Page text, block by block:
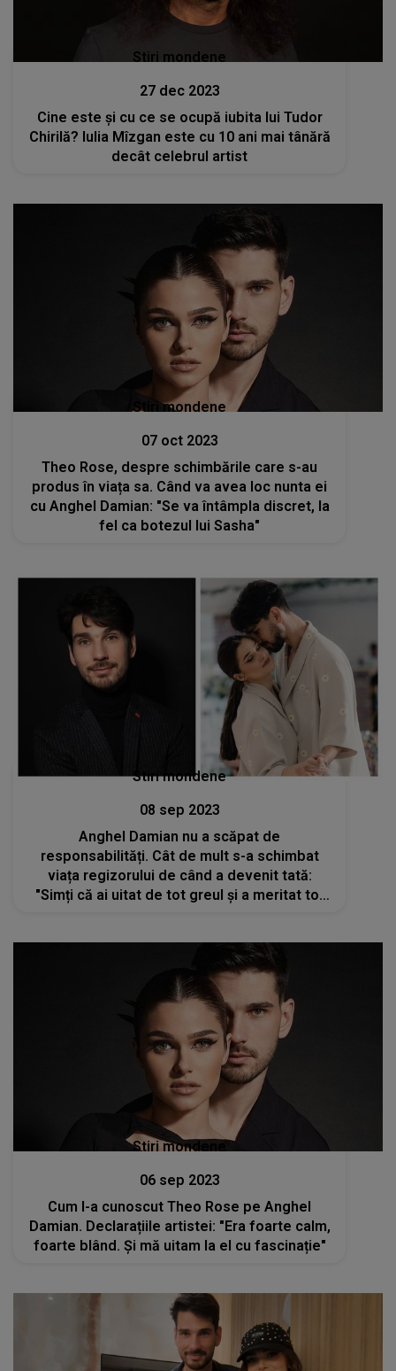
Stiri mondene
27 dec 2023
Cine este și cu ce se ocupă iubita lui Tudor
Chirilă? Iulia Mîzgan este cu 10 ani mai tânără
decât celebrul artist
Stiri mondene
07 oct 2023
Theo Rose, despre schimbările care s-au
produs în viața sa. Când va avea loc nunta ei
cu Anghel Damian: "Se va întâmpla discret, la
fel ca botezul lui Sasha"
Stiri mondene
08 sep 2023
Anghel Damian nu a scăpat de
responsabilități. Cât de mult s-a schimbat
viața regizorului de când a devenit tată:
"Simți că ai uitat de tot greul și a meritat tot
Stiri mondene
06 sep 2023
Cum l-a cunoscut Theo Rose pe Anghel
Damian. Declarațiile artistei: "Era foarte calm,
foarte blând. Și mă uitam la el cu fascinație"